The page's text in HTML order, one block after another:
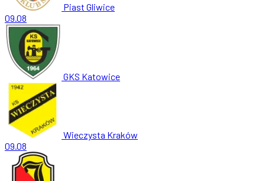
Piast Gliwice
09.08
GKS Katowice
Wieczysta Kraków
09.08